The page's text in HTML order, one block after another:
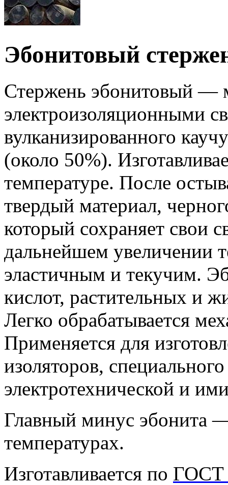
Эбонитовый
Стержень эбонитовый —
электроизоляционными
вулканизированного
(около 50%).
температуре. После
твердый материал,
который сохраняет свои
дальнейшем увеличении
эластичным и текучим.
кислот, растительных и
Легко обрабатывается
Применяется для
изоляторов,
электротехнической и
Главный минус эбонита
температурах.
Изготавливается по ГОСТ